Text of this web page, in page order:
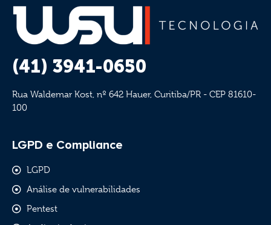
(41) 3941-0650
Rua Waldemar Kost, nº 642 Hauer, Curitiba/PR - CEP 81610-
100
LGPD e Compliance
LGPD
Análise de vulnerabilidades
Pentest